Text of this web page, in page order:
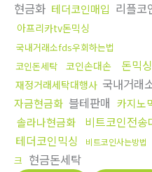
현금화 테더코인매입 리플코
아프리카tv돈믹싱
국내거래소fds우회하는법
코인돈세탁
코인손대손 돈믹
재정거래세탁대행사 국내거래
자금현금화 블테판매 카지노
솔라나현금화 비트코인전송
테더코인믹싱 비트코인사는방법
크 현금돈세탁